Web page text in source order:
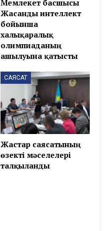
Мемлекет басшысы
Жасанды интеллект
бойынша
халықаралық
олимпиаданың
ашылуына қатысты
САЯСАТ
Жастар саясатының
өзекті мәселелері
талқыланды